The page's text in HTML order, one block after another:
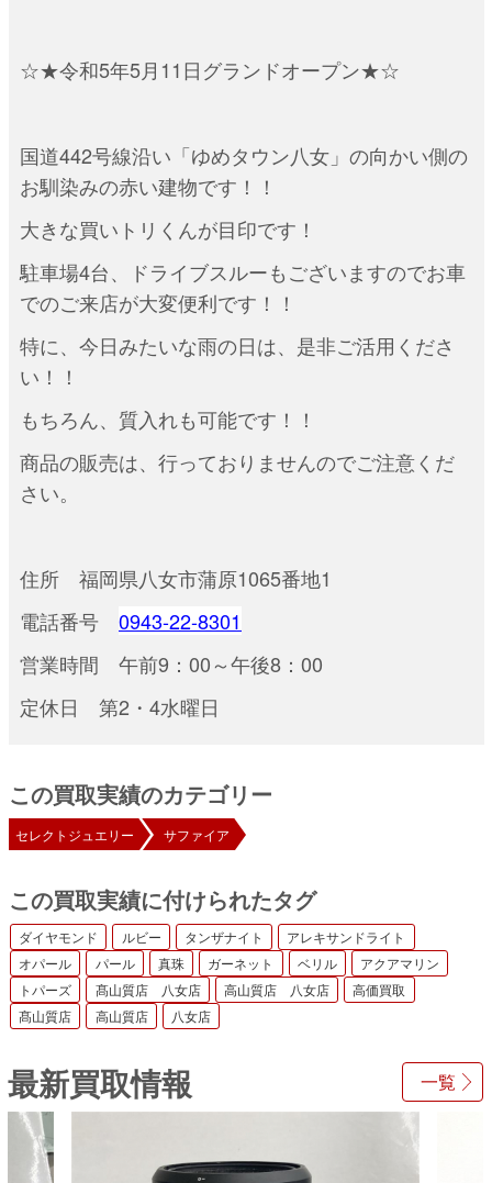
☆★令和5年5月11日グランドオープン★☆
国道442号線沿い「ゆめタウン八女」の向かい側の
お馴染みの赤い建物です！！
大きな買いトリくんが目印です！
駐車場4台、ドライブスルーもございますのでお車
でのご来店が大変便利です！！
特に、今日みたいな雨の日は、是非ご活用くださ
い！！
もちろん、質入れも可能です！！
商品の販売は、行っておりませんのでご注意くだ
さい。
住所 福岡県八女市蒲原1065番地1
電話番号 0943-22-8301
営業時間 午前9：00～午後8：00
定休日 第2・4水曜日
この買取実績のカテゴリー
セレクトジュエリー サファイア
この買取実績に付けられたタグ
ダイヤモンド ルビー タンザナイト
アレキサンドライト
オパール
パール 真珠 ガーネット ベリル
アクアマリン
トパーズ
髙山質店 八女店 高山質店 八女店
高価買取
髙山質店
高山質店 八女店
一覧
最新買取情報